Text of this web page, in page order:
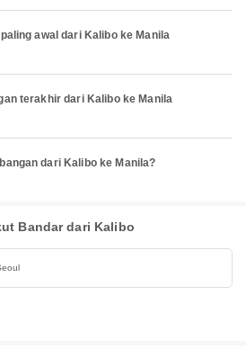
awal dari Kalibo ke Manila
terakhir dari Kalibo ke Manila
dari Kalibo ke Manila?
Bandar dari Kalibo